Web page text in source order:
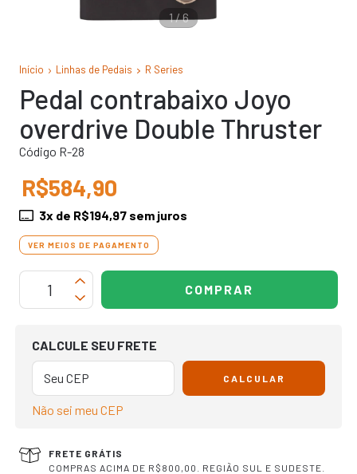
1/6
Início Linhas de Pedais R Series
Pedal contrabaixo Joyo
overdrive Double Thruster
Código R-28
R$584,90
3x de R$194,97 sem juros
VER MEIOS DE PAGAMENTO
OPÇÕES DE FRETE
CALCULE SEU FRETE
CALCULAR
Não sei meu CEP
FRETE GRÁTIS
COMPRAS ACIMA DE R$800,00. REGIÃO SUL E SUDESTE.